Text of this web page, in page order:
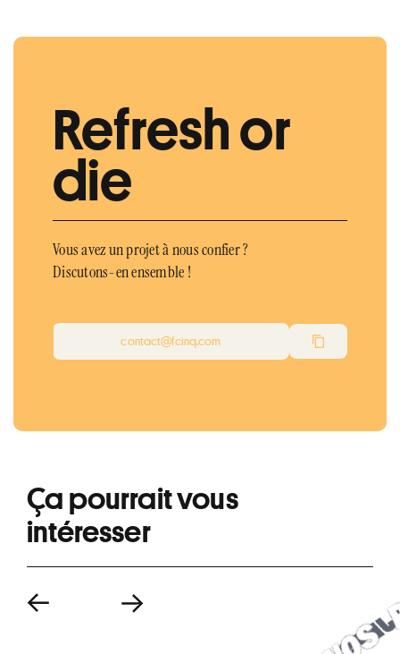
Refresh or
die
Vous avez un projet à nous confier ?
Discutons-en ensemble !
contact@fcinq.com
R
S
•
Ça pourrait vous
intéresser